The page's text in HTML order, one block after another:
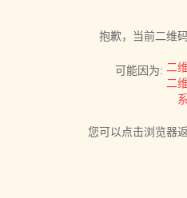
抱歉，当前二维
可能因为: 二
二
您可以点击浏览器